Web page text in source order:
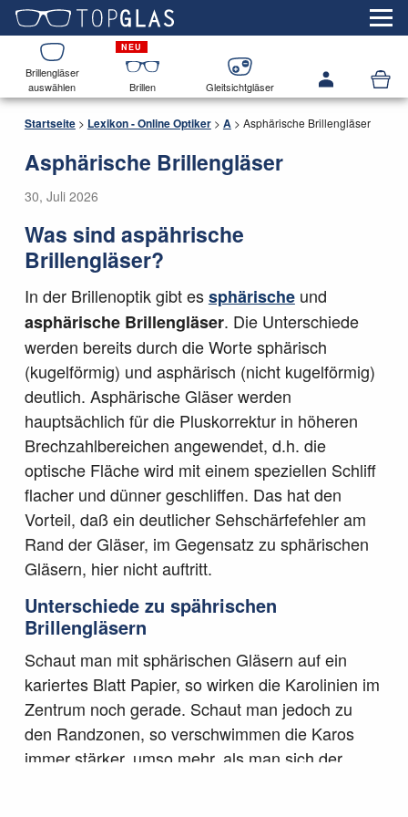
Brillengläser
auswählen
Brillen Gleitsichtgläser
Startseite > Lexikon - Online Optiker > A > Asphärische Brillengläser
Asphärische Brillengläser
30, Juli 2026
Was sind aspährische
Brillengläser?
In der Brillenoptik gibt essphärischeund
asphärische Brillengläser. Die Unterschiede
werden bereits durch die Worte sphärisch
(kugelförmig) und asphärisch (nicht kugelförmig)
deutlich. Asphärische Gläser werden
hauptsächlich für die Pluskorrektur in höheren
Brechzahlbereichen angewendet, d.h. die
optische Fläche wird mit einem speziellen Schliff
flacher und dünner geschliffen. Das hat den
Vorteil, daß ein deutlicher Sehschärfefehler am
Rand der Gläser, im Gegensatz zu sphärischen
Gläsern, hier nicht auftritt.
Unterschiede zu spährischen
Brillengläsern
Schaut man mit sphärischen Gläsern auf ein
kariertes Blatt Papier, so wirken die Karolinien im
Zentrum noch gerade. Schaut man jedoch zu
den Randzonen, so verschwimmen die Karos
immer stärker, umso mehr, als man sich der